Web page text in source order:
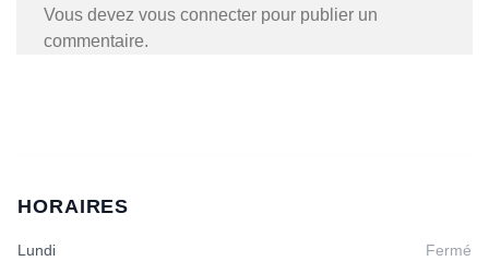
Vous devez vous connecter pour publier un
commentaire.
HORAIRES
Lundi
Fermé